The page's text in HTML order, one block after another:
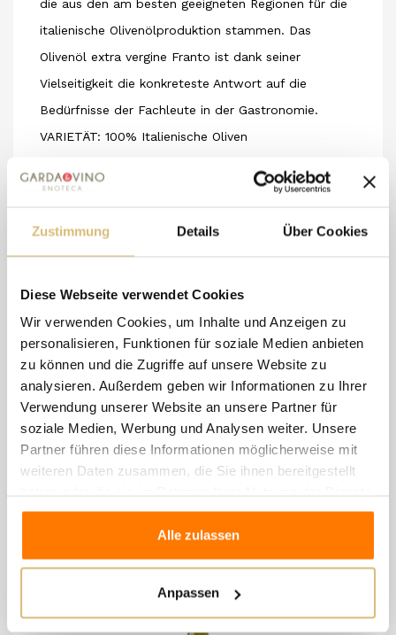
Zustimmung Details Über Cookies
Diese Webseite verwendet Cookies
Wir verwenden Cookies, um Inhalte und Anzeigen zu
personalisieren, Funktionen für soziale Medien anbieten
zu können und die Zugriffe auf unsere Website zu
analysieren. Außerdem geben wir Informationen zu Ihrer
Verwendung unserer Website an unsere Partner für
soziale Medien, Werbung und Analysen weiter. Unsere
Partner führen diese Informationen möglicherweise mit
weiteren Daten zusammen, die Sie ihnen bereitgestellt
gesammelt haben.
Alle zulassen
Anpassen
die aus den am besten geeigneten Regionen für die
italienische Olivenölproduktion stammen. Das
Olivenöl extra vergine Franto ist dank seiner
Vielseitigkeit die konkreteste Antwort auf die
Bedürfnisse der Fachleute in der Gastronomie.
VARIETÄT: 100% Italienische Oliven
EXTRACTIONSVERFAHREN: Kontinuierlicher Zyklus
pflanzlichen Noten von reifen Oliven und
Im Geschmack hat es ein angenehmes Aroma von
grünen Oliven, grasig und pikanter mit einem bitteren
Abgang.
In der Farbe präsentiert es sich grün mit gelben
Reflexen, klar und brillant durch Filtration.
8 andere Artikel in der
gleichen Kategorie: